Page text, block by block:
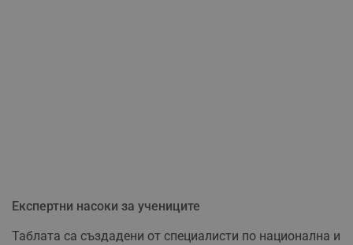
Експертни насоки за учениците
Таблата са създадени от специалисти по национална и